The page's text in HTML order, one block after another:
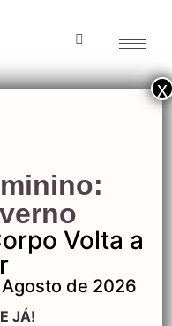
6
Estar
Volta a
de 2026
JÁ!
x